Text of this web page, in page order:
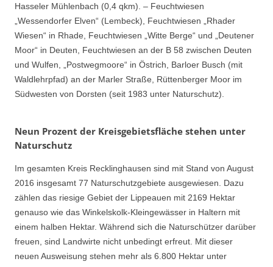
Hasseler Mühlenbach (0,4 qkm). – Feuchtwiesen
„Wessendorfer Elven“ (Lembeck), Feuchtwiesen „Rhader
Wiesen“ in Rhade, Feuchtwiesen „Witte Berge“ und „Deutener
Moor“ in Deuten, Feuchtwiesen an der B 58 zwischen Deuten
und Wulfen, „Postwegmoore“ in Östrich, Barloer Busch (mit
Waldlehrpfad) an der Marler Straße, Rüttenberger Moor im
Südwesten von Dorsten (seit 1983 unter Naturschutz).
Neun Prozent der Kreisgebietsfläche stehen unter
Naturschutz
Im gesamten Kreis Recklinghausen sind mit Stand von August
2016 insgesamt 77 Naturschutzgebiete ausgewiesen. Dazu
zählen das riesige Gebiet der Lippeauen mit 2169 Hektar
genauso wie das Winkelskolk-Kleingewässer in Haltern mit
einem halben Hektar. Während sich die Naturschützer darüber
freuen, sind Landwirte nicht unbedingt erfreut. Mit dieser
neuen Ausweisung stehen mehr als 6.800 Hektar unter